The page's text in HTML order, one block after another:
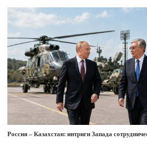
Россия – Казахстан: интриги Запада